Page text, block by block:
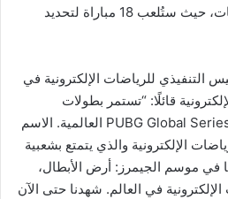
فرق من كل قسم إلى النهائيات، حيث ستُلعب 18 مباراة لتحديد
للرياضات الإلكترونية في
قائلًا: “تستمر بطولات
منافسات النخبة من خلال PUBG Global Series 2 العالمية. الاسم
الإلكترونية والذي يتمتع بشعبية
في موسم الجيمرز: أرض الأبطال،
في العالم. شهدنا حتى الآن